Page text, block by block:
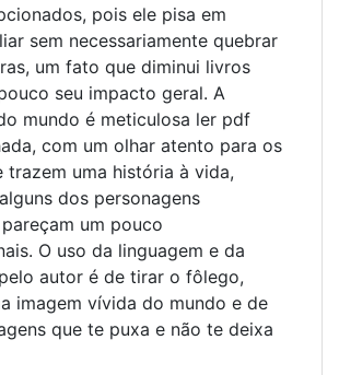
pois ele pisa em
sem necessariamente quebrar
um fato que diminui livros
seu impacto geral. A
mundo é meticulosa ler pdf
com um olhar atento para os
trazem uma história à vida,
dos personagens
um pouco
O uso da linguagem e da
autor é de tirar o fôlego,
imagem vívida do mundo e de
que te puxa e não te deixa